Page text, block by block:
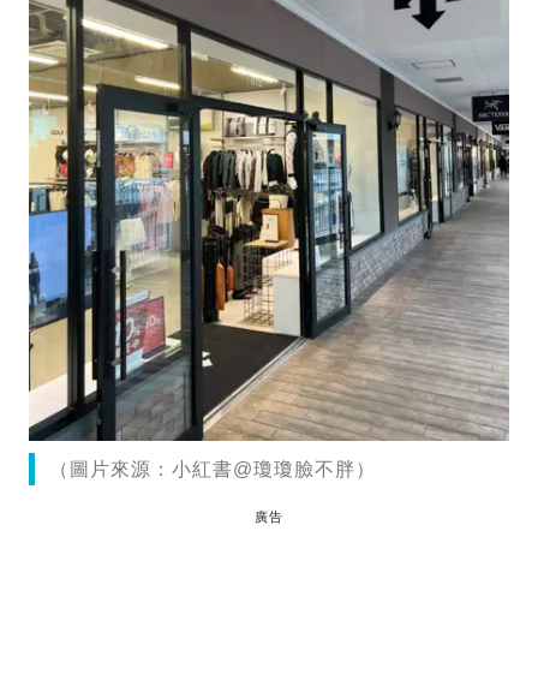
（圖片來源：小紅書@瓊瓊臉不胖）
廣告